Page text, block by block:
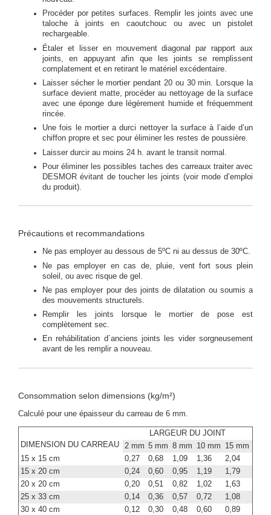
Procéder por petites surfaces. Remplir les joints avec une
taloche à joints en caoutchouc ou avec un pistolet
rechargeable.
Étaler et lisser en mouvement diagonal par rapport aux
joints, en appuyant afin que les joints se remplissent
complatement et en retirant le matériel excédentaire.
Laisser sécher le mortier pendant 20 ou 30 min. Lorsque la
surface devient matte, procéder au nettoyage de la surface
avec une éponge dure légèrement humide et fréquemment
rincée.
Une fois le mortier a durci nettoyer la surface à l’aide d’un
chiffon propre et sec pour éliminer les restes de poussière.
Laisser durcir au moins 24 h. avant le transit normal.
Pour éliminer les possibles taches des carreaux traiter avec
DESMOR évitant de toucher les joints (voir mode d’emploi
du produit).
Précautions et recommandations
Ne pas employer au dessous de 5ºC ni au dessus de 30ºC.
Ne pas employer en cas de, pluie, vent fort sous plein
soleil, ou avec risque de gel.
Ne pas employer pour des joints de dilatation ou soumis a
des mouvements structurels.
Remplir les joints lorsque le mortier de pose est
complètement sec.
En rehábilitation d´anciens joints les vider sorgneusement
avant de les remplir a nouveau.
Consommation selon dimensions (kg/m²)
Calculé pour une épaisseur du carreau de 6 mm.
DIMENSION DU CARREAU
LARGEUR DU JOINT
2 mm 5 mm 8 mm 10 mm
15 mm
15 x 15 cm
0,27 0,68 1,09 1,36
2,04
15 x 20 cm
0,24 0,60 0,95 1,19
1,79
20 x 20 cm
0,20 0,51 0,82 1,02
1,63
25 x 33 cm
0,14 0,36 0,57 0,72
1,08
30 x 40 cm
0,12 0,30 0,48 0,60
0,89